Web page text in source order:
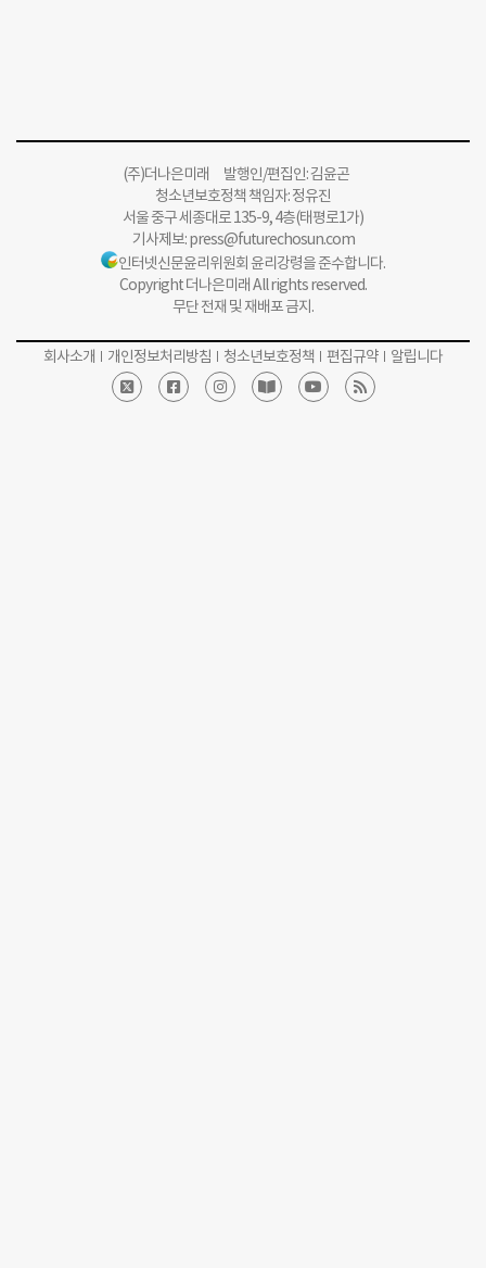
(주)더나은미래 발행인/편집인: 김윤곤
청소년보호정책 책임자: 정유진
서울 중구 세종대로 135-9, 4층(태평로1가)
기사제보:press@futurechosun.com
인터넷신문윤리위원회 윤리강령을 준수합니다.
Copyright 더나은미래 All rights reserved.
무단 전재 및 재배포 금지.
회사소개 개인정보처리방침 청소년보호정책 편집규약 알립니다